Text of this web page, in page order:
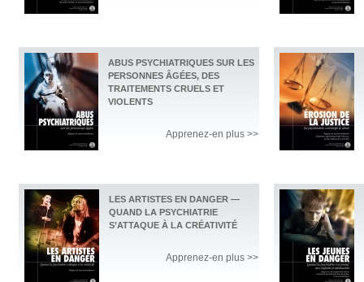
ABUS PSYCHIATRIQUES SUR LES
PERSONNES ÂGÉES, DES
TRAITEMENTS CRUELS ET
VIOLENTS
Apprenez-en plus >>
LES ARTISTES EN DANGER —
QUAND LA PSYCHIATRIE
S’ATTAQUE À LA CRÉATIVITÉ
Apprenez-en plus >>